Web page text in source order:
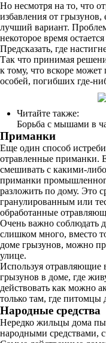
Но несмотря на то, что
избавления от
лучший вариант.
некоторое время
Предсказать, где
Так что принимая
к тому, что вскоре может
особей, погибших где-
Читайте также:
Борьба с мышами в
Приманки
Еще один способ
отравленные приманки.
смешивать с какими-
приманки
разложить по дому. Это
гранулированным или
обработанные
Очень важно соблюдать
слишком много, вместо
доме грызунов, можно
улице.
Используя отравляющие
грызунов в доме, где
действовать как можно
только там, где питомцы
Народные средства
Нередко жильцы дома
народными средствами,